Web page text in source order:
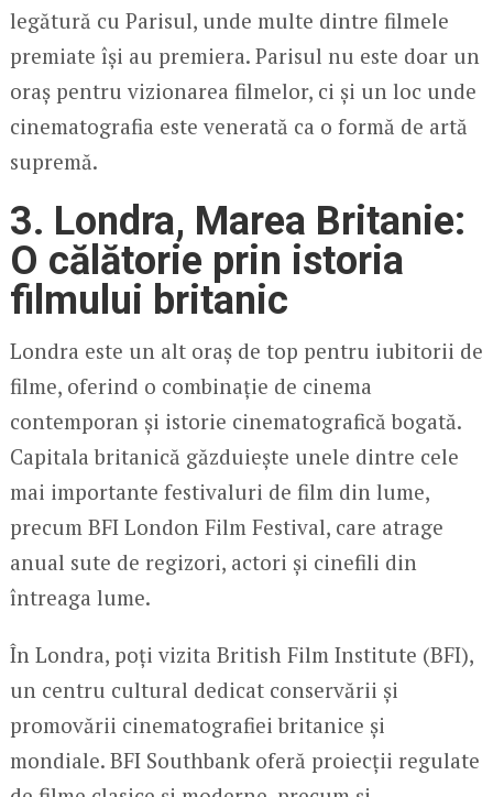
legătură cu Parisul, unde multe dintre filmele
premiate își au premiera. Parisul nu este doar un
oraș pentru vizionarea filmelor, ci și un loc unde
cinematografia este venerată ca o formă de artă
supremă.
3. Londra, Marea Britanie:
O călătorie prin istoria
filmului britanic
Londra este un alt oraș de top pentru iubitorii de
filme, oferind o combinație de cinema
contemporan și istorie cinematografică bogată.
Capitala britanică găzduiește unele dintre cele
mai importante festivaluri de film din lume,
precum BFI London Film Festival, care atrage
anual sute de regizori, actori și cinefili din
întreaga lume.
În Londra, poți vizita British Film Institute (BFI),
un centru cultural dedicat conservării și
promovării cinematografiei britanice și
mondiale. BFI Southbank oferă proiecții regulate